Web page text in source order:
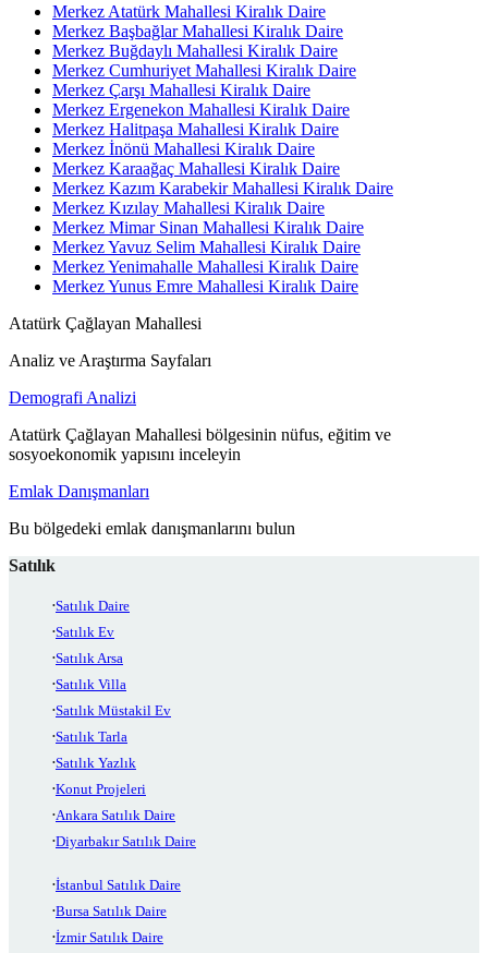
Merkez Atatürk Mahallesi Kiralık Daire
Merkez Başbağlar Mahallesi Kiralık Daire
Merkez Buğdaylı Mahallesi Kiralık Daire
Merkez Cumhuriyet Mahallesi Kiralık Daire
Merkez Çarşı Mahallesi Kiralık Daire
Merkez Ergenekon Mahallesi Kiralık Daire
Merkez Halitpaşa Mahallesi Kiralık Daire
Merkez İnönü Mahallesi Kiralık Daire
Merkez Karaağaç Mahallesi Kiralık Daire
Merkez Kazım Karabekir Mahallesi Kiralık Daire
Merkez Kızılay Mahallesi Kiralık Daire
Merkez Mimar Sinan Mahallesi Kiralık Daire
Merkez Yavuz Selim Mahallesi Kiralık Daire
Merkez Yenimahalle Mahallesi Kiralık Daire
Merkez Yunus Emre Mahallesi Kiralık Daire
Atatürk Çağlayan Mahallesi
Analiz ve Araştırma Sayfaları
Demografi Analizi
Atatürk Çağlayan Mahallesi bölgesinin nüfus, eğitim ve
sosyoekonomik yapısını inceleyin
Emlak Danışmanları
Bu bölgedeki emlak danışmanlarını bulun
Satılık
Satılık Daire
Satılık Ev
Satılık Arsa
Satılık Villa
Satılık Müstakil Ev
Satılık Tarla
Satılık Yazlık
Konut Projeleri
Ankara Satılık Daire
Diyarbakır Satılık Daire
İstanbul Satılık Daire
Bursa Satılık Daire
İzmir Satılık Daire